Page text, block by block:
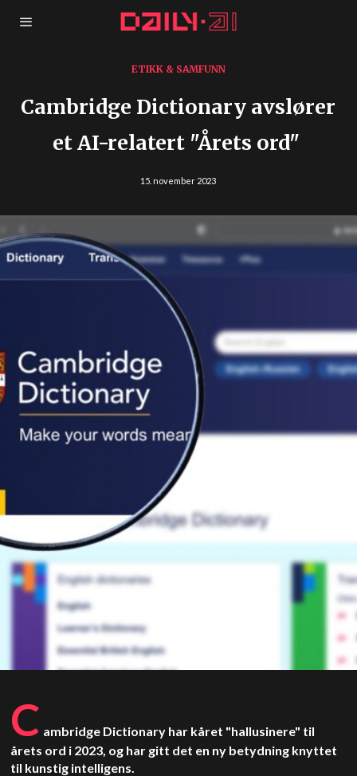
ETIKK & SAMFUNN
Cambridge Dictionary avslører
et AI-relatert "Årets ord"
15. november 2023
C ambridge Dictionary har kåret "hallusinere" til
årets ord i 2023, og har gitt det en ny betydning knyttet
til kunstig intelligens.